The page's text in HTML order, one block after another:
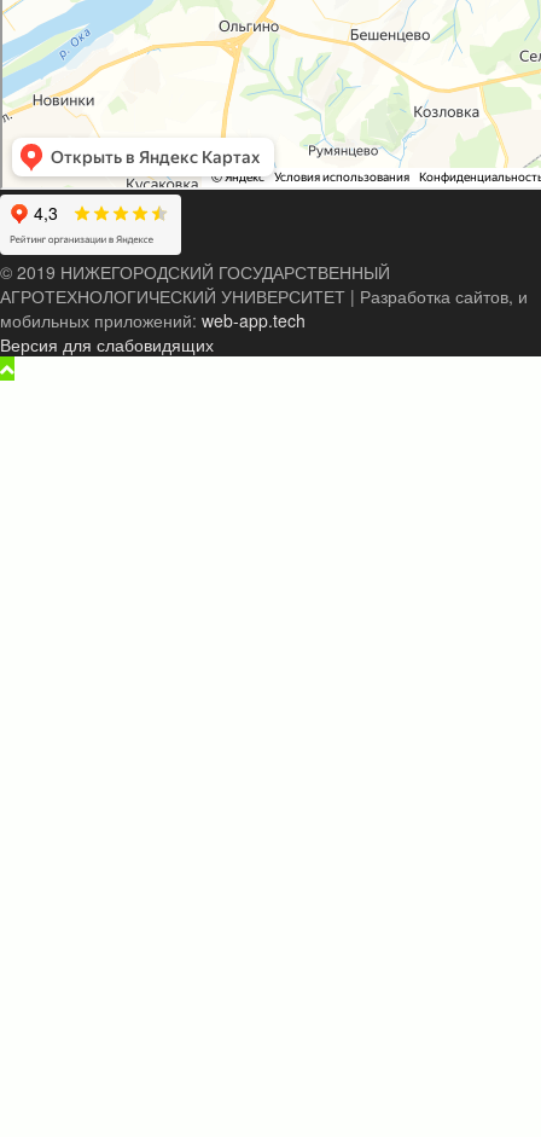
© 2019 НИЖЕГОРОДСКИЙ ГОСУДАРСТВЕННЫЙ
АГРОТЕХНОЛОГИЧЕСКИЙ УНИВЕРСИТЕТ | Разработка сайтов, и
мобильных приложений: web-app.tech
Версия для слабовидящих